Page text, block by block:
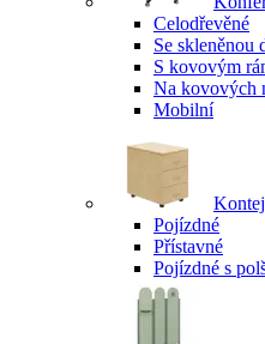
Celodřevěné
Se skleněnou
S kovovým
Na kovových
Mobilní
Pojízdné
Přístavné
Pojízdné s